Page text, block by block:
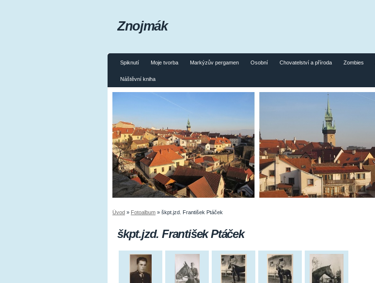
Spiknutí Moje tvorba Markýzův pergamen Osobní Chovatelství a příroda Zombies
Náštěvní kniha
Znojmák
Úvod » Fotoalbum » škpt.jzd. František Ptáček
škpt.jzd. František Ptáček